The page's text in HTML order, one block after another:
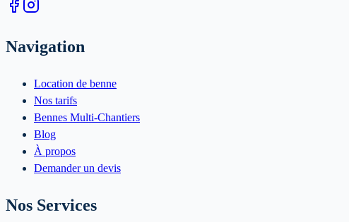
Navigation
Location de benne
Nos tarifs
Bennes Multi-Chantiers
Blog
À propos
Demander un devis
Nos Services